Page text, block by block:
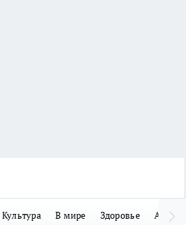
Культура В мире Здоровье Авто